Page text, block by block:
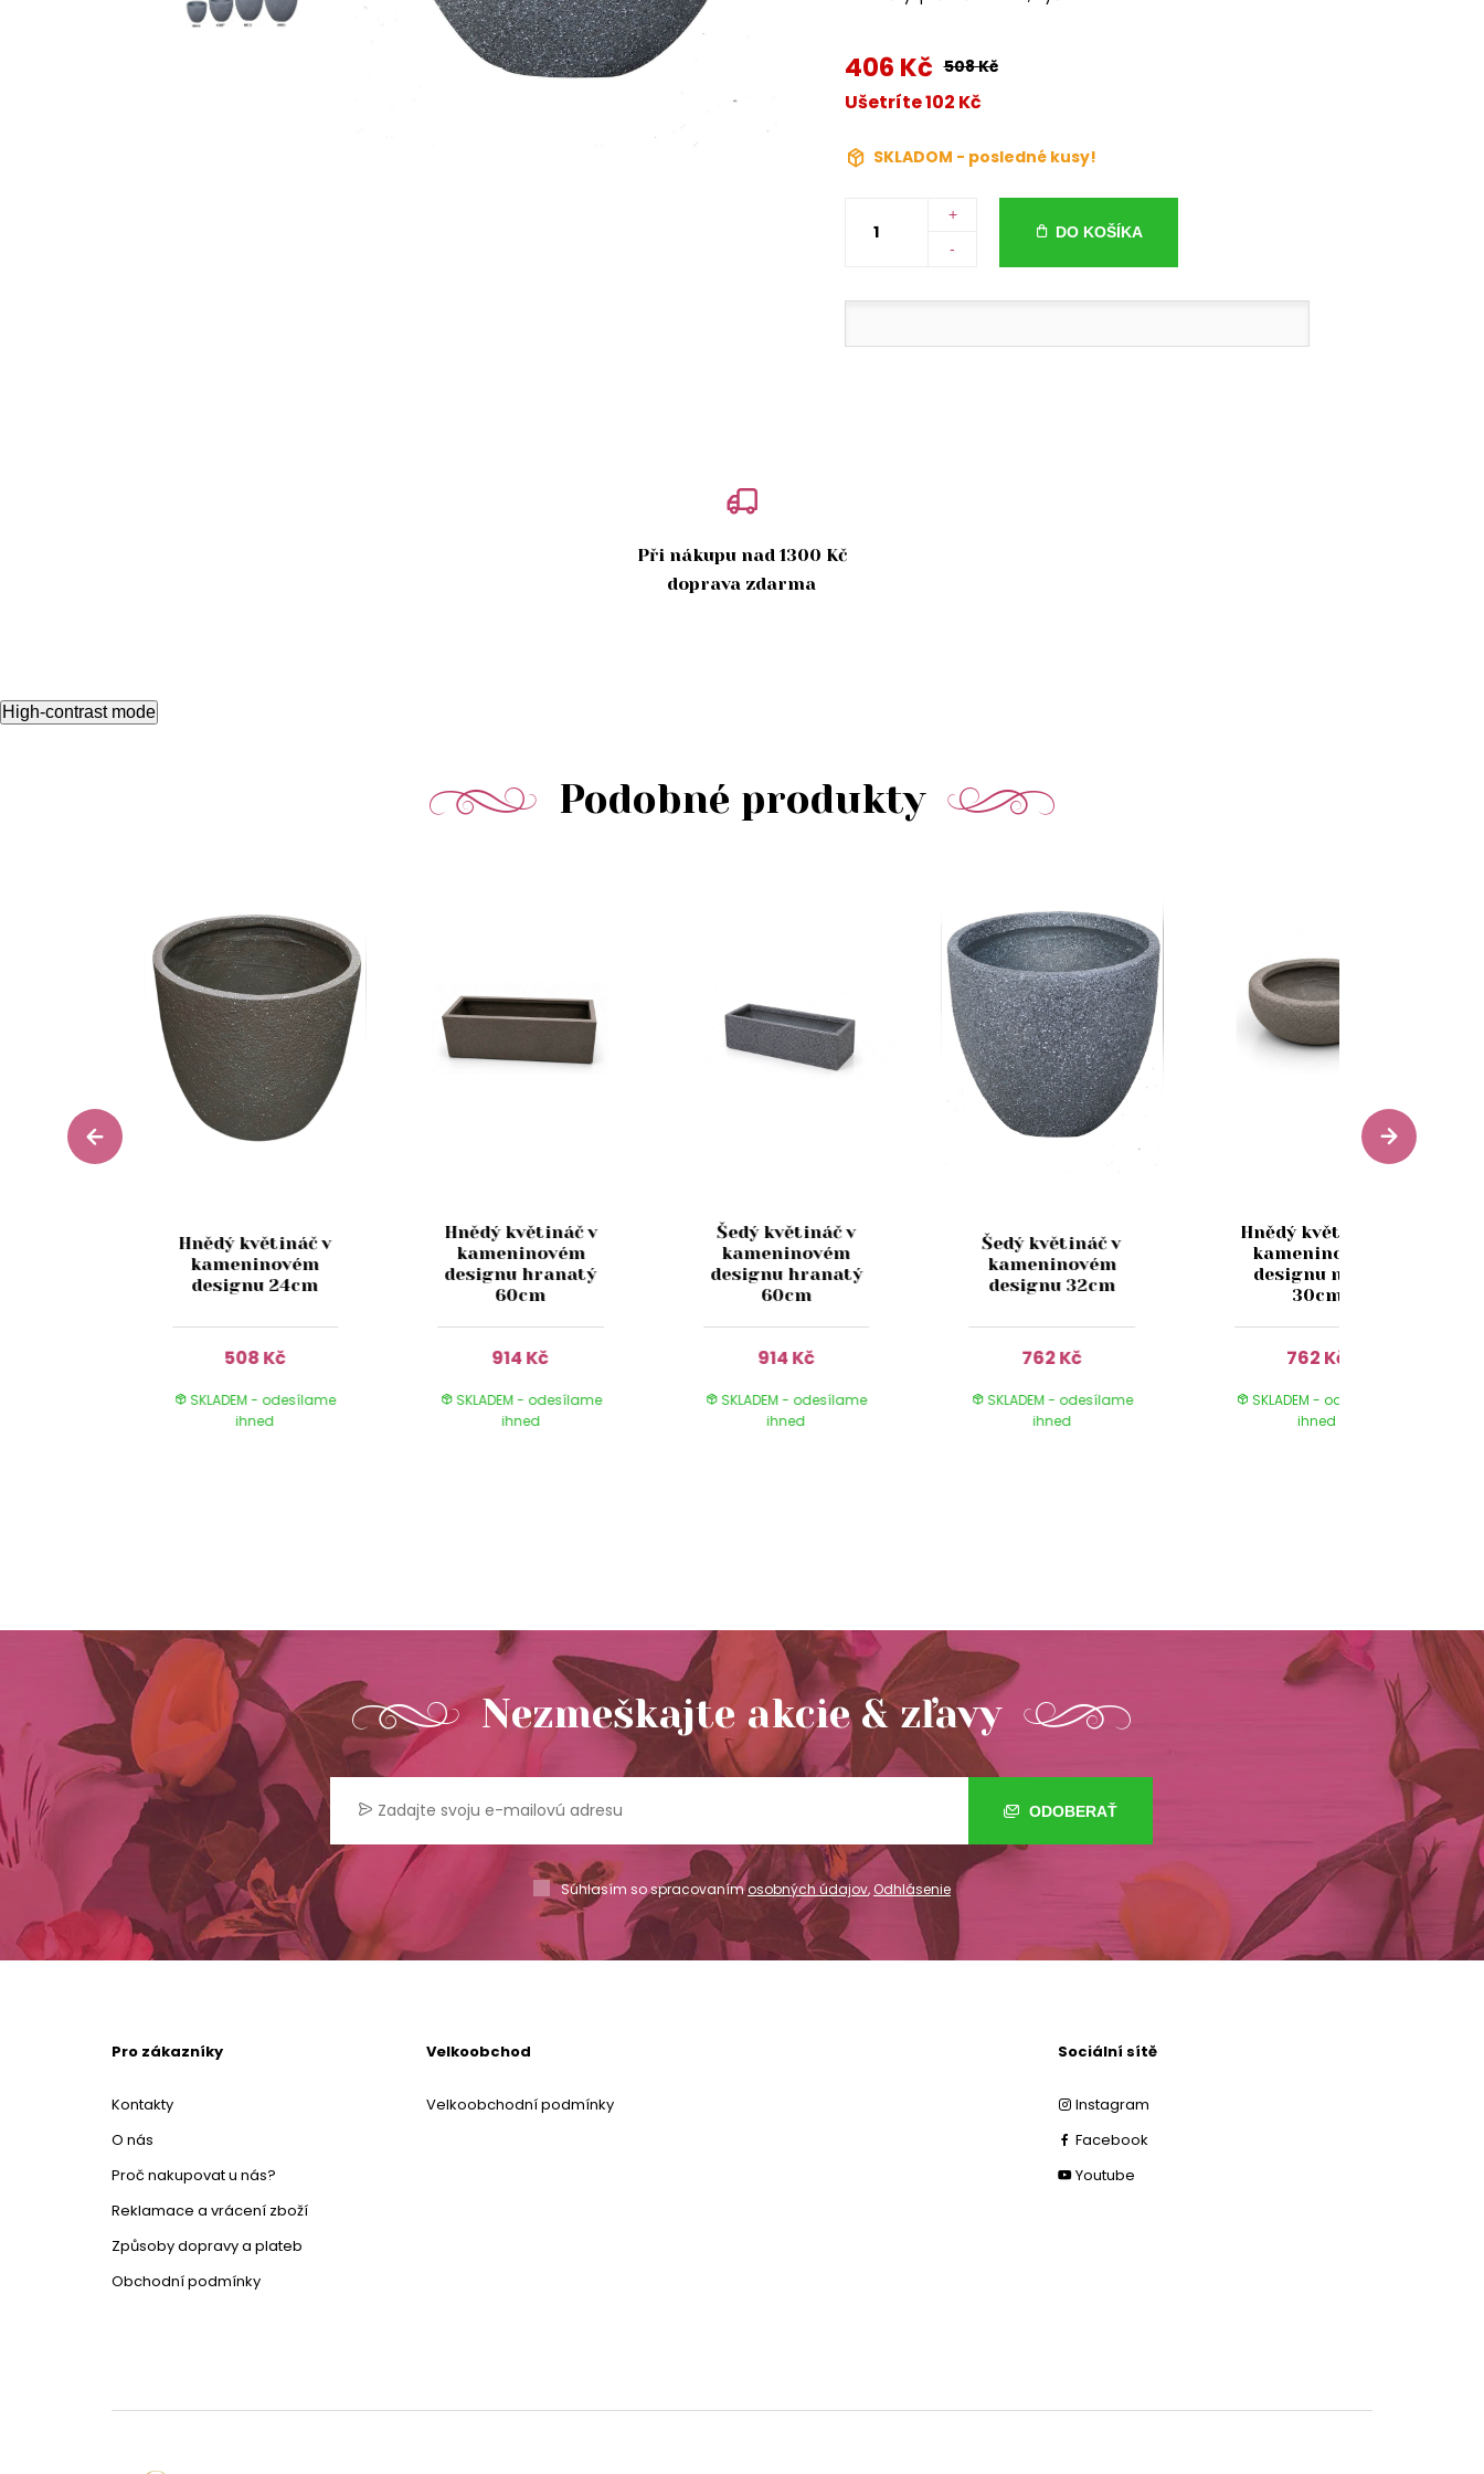
406 Kč 508 Kč
Ušetríte 102 Kč
SKLADOM - posledné kusy!
+
-
DO KOŠÍKA
Při nákupu nad 1300 Kč
doprava zdarma
High-contrast mode
Podobné produkty
Hnědý květináč v
kameninovém
designu 24cm
508 Kč
SKLADEM - odesílame
ihned
Hnědý květináč v
kameninovém
designu hranatý
60cm
914 Kč
SKLADEM - odesílame
ihned
Šedý květináč v
kameninovém
designu hranatý
60cm
914 Kč
SKLADEM - odesílame
ihned
Šedý květináč v
kameninovém
designu 32cm
762 Kč
SKLADEM - odesílame
ihned
Hnědý květináč v
kameninovém
designu nízký
30cm
762 Kč
SKLADEM - odesílame
ihned
Nezmeškajte akcie & zľavy
ODOBERAŤ
Súhlasím so spracovanímosobných údajov,Odhlásenie
Pro zákazníky
Kontakty
O nás
Proč nakupovat u nás?
Reklamace a vrácení zboží
Způsoby dopravy a plateb
Obchodní podmínky
Velkoobchod
Velkoobchodní podmínky
Sociální sítě
Instagram
Facebook
Youtube